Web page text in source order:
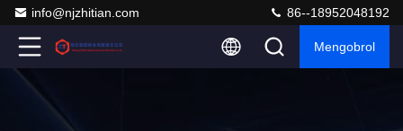
info@njzhitian.com 86--18952048192
Mengobrol